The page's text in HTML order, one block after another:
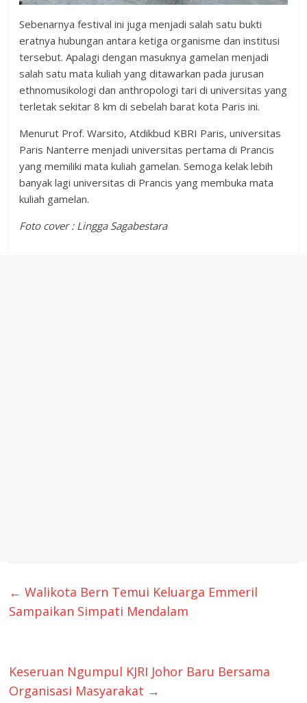
Sebenarnya festival ini juga menjadi salah satu bukti
eratnya hubungan antara ketiga organisme dan institusi
tersebut. Apalagi dengan masuknya gamelan menjadi
salah satu mata kuliah yang ditawarkan pada jurusan
ethnomusikologi dan anthropologi tari di universitas yang
terletak sekitar 8 km di sebelah barat kota Paris ini.
Menurut Prof. Warsito, Atdikbud KBRI Paris, universitas
Paris Nanterre menjadi universitas pertama di Prancis
yang memiliki mata kuliah gamelan. Semoga kelak lebih
banyak lagi universitas di Prancis yang membuka mata
kuliah gamelan.
Foto cover : Lingga Sagabestara
← Walikota Bern Temui Keluarga Emmeril
Sampaikan Simpati Mendalam
Keseruan Ngumpul KJRI Johor Baru Bersama
Organisasi Masyarakat →